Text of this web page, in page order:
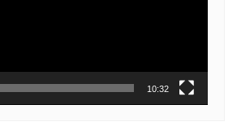
10:32